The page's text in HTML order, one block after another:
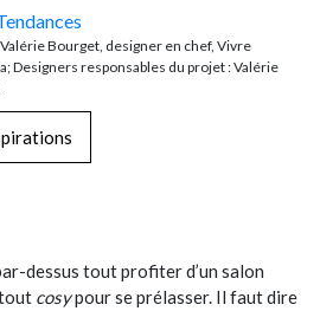
Bourget, designer en chef, Vivre
Designers responsables du projet : Valérie
dessus tout profiter d’un salon
cosypour se prélasser. Il faut dire